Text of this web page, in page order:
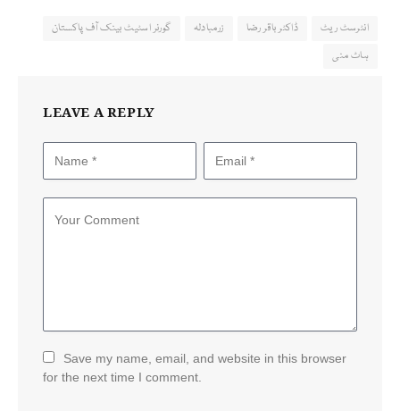
انٹرسٹ ریٹ ڈاکٹر باقر رضا زرمبادلہ
گورنر اسٹیٹ بینک آف پاکستان
ہاٹ منی
LEAVE A REPLY
Save my name, email, and website in this browser
for the next time I comment.